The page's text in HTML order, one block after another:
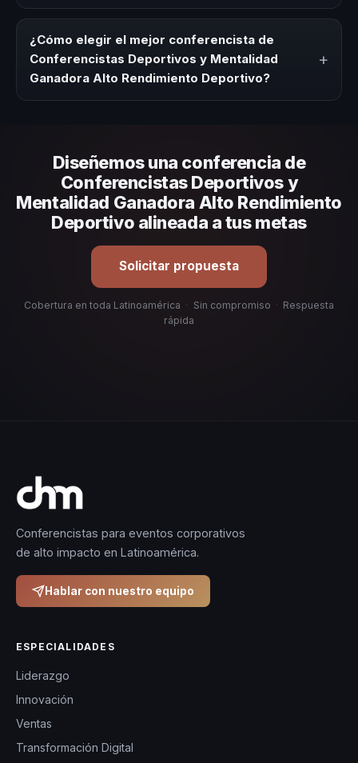
modalidad (presencial o virtual) y la duración del evento.
En CHM Latinoamérica ofrecemos asesoría estratégica
sin costo y una propuesta en menos de 24 horas
adaptada a tu presupuesto.
¿Cómo elegir el mejor conferencista de
Conferencistas Deportivos y Mentalidad
Ganadora Alto Rendimiento Deportivo?
+
organizacional. En CHM Latinoamérica te ayudamos con
una selección estratégica basada en estos criterios.
Diseñemos una conferencia de
Conferencistas Deportivos y
Mentalidad Ganadora Alto Rendimiento
Deportivo alineada a tus metas
Solicitar propuesta
Cobertura en toda Latinoamérica · Sin compromiso · Respuesta
rápida
Conferencistas para eventos corporativos
de alto impacto en Latinoamérica.
Hablar con nuestro equipo
ESPECIALIDADES
Liderazgo
Innovación
Ventas
Transformación Digital